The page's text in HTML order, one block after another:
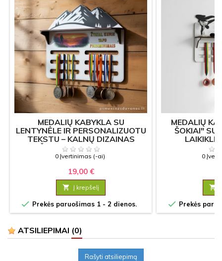
MEDALIŲ KABYKLA SU
LENTYNĖLE IR PERSONALIZUOTU
TEKSTU – KALNŲ DIZAINAS
ŽYGIAMS IR SPORTUI
0 Įvertinimas (-ai)
19,00 €
 Į krepšelį
 Prekės paruošimas 1 - 2 dienos.
MEDALIŲ
ŠOKIAI" SU
0

 Prekės
ATSILIEPIMAI (0)
Rašyti atsiliepimą